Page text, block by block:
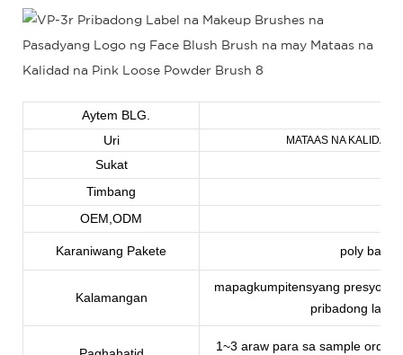
Aytem BLG.
Uri
MATAAS NA KALIDAD
Sukat
Timbang
OEM,ODM
Karaniwang Pakete poly bag
Kalamangan
mapagkumpitensyang presyo,
pribadong
1~3 araw para sa sample